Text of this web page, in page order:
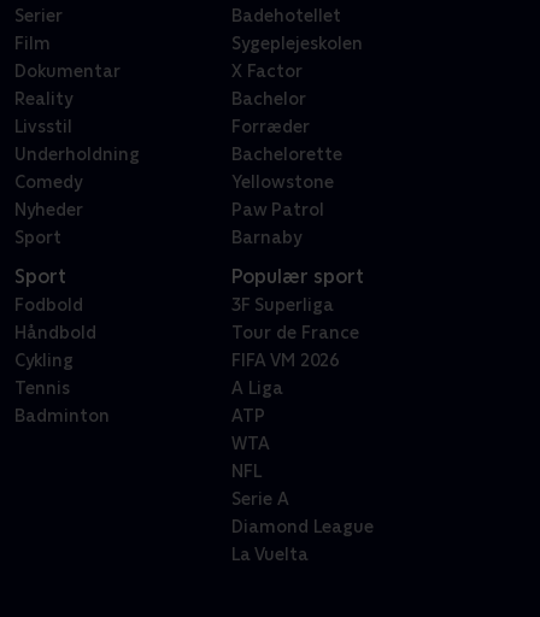
Serier
Film
Dokumentar
Reality
Livsstil
Underholdning
Comedy
Nyheder
Sport
Badehotellet
Sygeplejeskolen
X Factor
Bachelor
Forræder
Bachelorette
Yellowstone
Paw Patrol
Barnaby
Sport
Fodbold
Håndbold
Cykling
Tennis
Badminton
Populær sport
3F Superliga
Tour de France
FIFA VM 2026
A Liga
ATP
WTA
NFL
Serie A
Diamond League
La Vuelta